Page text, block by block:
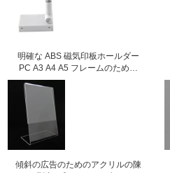
明確な ABS 磁気印板ホールダー
PC A3 A4 A5 フレームのための
71x38x16mm
傾斜の広告のためのアクリルの陳